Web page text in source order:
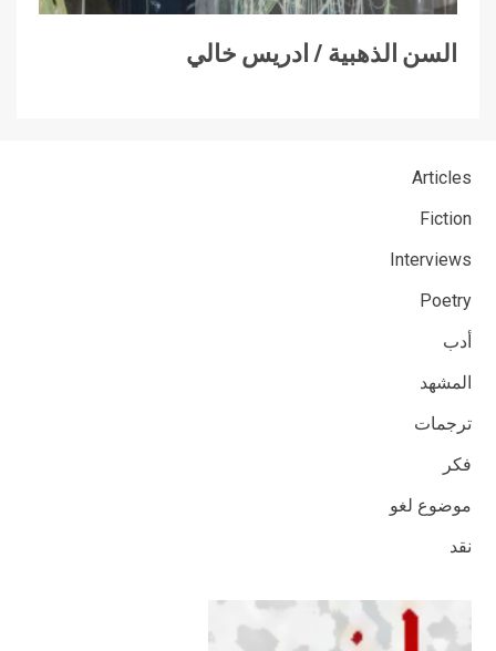
السن الذهبية / ادريس خالي
Articles
Fiction
Interviews
Poetry
أدب
المشهد
ترجمات
فكر
موضوع لغو
نقد